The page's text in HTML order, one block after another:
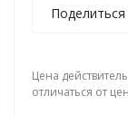
Поделиться
Цена
отличаться от